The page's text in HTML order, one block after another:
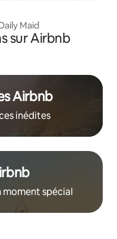
Maid
sur Airbnb
Airbnb
inédites
moment spécial